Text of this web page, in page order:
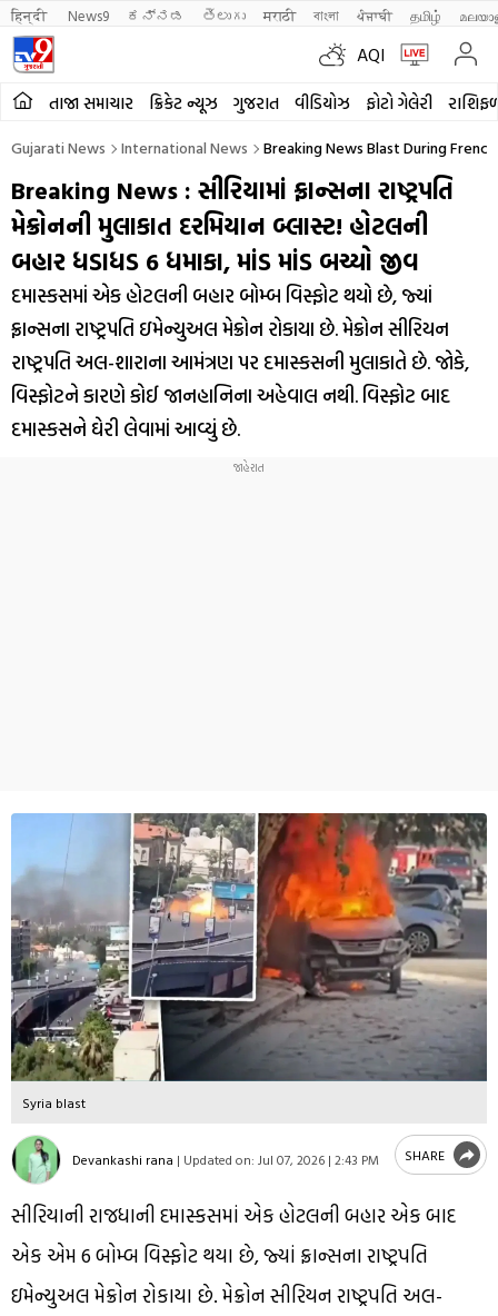
हिन्दी News9 ಕನ್ನಡ తెలుగు मराठी বাংলা ਪੰਜਾਬੀ தமிழ்
AQI
તાજા સમાચાર ક્રિકેટ ન્યૂઝ ગુજરાત વીડિયોઝ ફોટો ગેલેરી
Gujarati News International News Breaking News Blast During
Breaking News : સીરિયામાં ફ્રાન્સના રાષ્ટ્રપતિ
મેક્રોનની મુલાકાત દરમિયાન બ્લાસ્ટ! હોટલની
બહાર ધડાધડ 6 ધમાકા, માંડ માંડ બચ્યો જીવ
દમાસ્કસમાં એક હોટલની બહાર બોમ્બ વિસ્ફોટ થયો છે, જ્યાં
ફ્રાન્સના રાષ્ટ્રપતિ ઇમેન્યુઅલ મેક્રોન રોકાયા છે. મેક્રોન સીરિયન
રાષ્ટ્રપતિ અલ-શારાના આમંત્રણ પર દમાસ્કસની મુલાકાતે છે. જોકે,
વિસ્ફોટને કારણે કોઈ જાનહાનિના અહેવાલ નથી. વિસ્ફોટ બાદ
દમાસ્કસને ઘેરી લેવામાં આવ્યું છે.
Syria blast
Devankashi rana | Updated on: Jul 07, 2026 | 2:43 PM SHARE
સીરિયાની રાજધાની દમાસ્કસમાં એક હોટલની બહાર એક બાદ
એક એમ 6 બોમ્બ વિસ્ફોટ થયા છે, જ્યાં ફ્રાન્સના રાષ્ટ્રપતિ
ઇમેન્યુઅલ મેક્રોન રોકાયા છે. મેક્રોન સીરિયન રાષ્ટ્રપતિ અલ-